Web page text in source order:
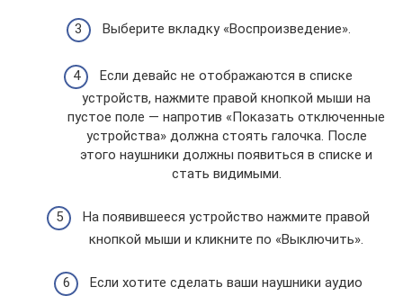
Выберите вкладку «Воспроизведение».
Если девайс не отображаются в списке
устройств, нажмите правой кнопкой мыши на
пустое поле — напротив «Показать отключенные
устройства» должна стоять галочка. После
этого наушники должны появиться в списке и
стать видимыми.
На появившееся устройство нажмите правой
кнопкой мыши и кликните по «Выключить».
Если хотите сделать ваши наушники аудио